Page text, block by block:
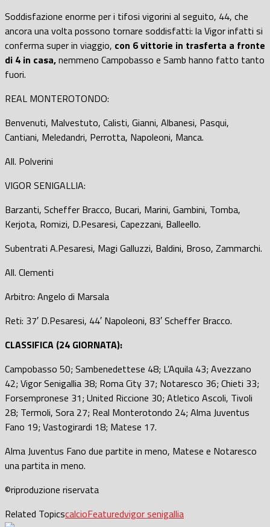
Soddisfazione enorme per i tifosi vigorini al seguito, 44, che
ancora una volta possono tornare soddisfatti: la Vigor infatti si
conferma super in viaggio, con 6 vittorie in trasferta a fronte
di 4 in casa,nemmeno Campobasso e Samb hanno fatto tanto
fuori.
REAL MONTEROTONDO:
Benvenuti, Malvestuto, Calisti, Gianni, Albanesi, Pasqui,
Cantiani, Meledandri, Perrotta, Napoleoni, Manca.
All. Polverini
VIGOR SENIGALLIA:
Barzanti, Scheffer Bracco, Bucari, Marini, Gambini, Tomba,
Kerjota, Romizi, D.Pesaresi, Capezzani, Balleello.
Subentrati A.Pesaresi, Magi Galluzzi, Baldini, Broso, Zammarchi.
All. Clementi
Arbitro: Angelo di Marsala
Reti: 37′ D.Pesaresi, 44′ Napoleoni, 83′ Scheffer Bracco.
CLASSIFICA (24 GIORNATA):
Campobasso 50; Sambenedettese 48; L’Aquila 43; Avezzano
42; Vigor Senigallia 38; Roma City 37; Notaresco 36; Chieti 33;
Forsempronese 31; United Riccione 30; Atletico Ascoli, Tivoli
28; Termoli, Sora 27; Real Monterotondo 24; Alma Juventus
Fano 19; Vastogirardi 18; Matese 17.
Alma Juventus Fano due partite in meno, Matese e Notaresco
una partita in meno.
©riproduzione riservata
Related TopicscalcioFeaturedvigor senigallia